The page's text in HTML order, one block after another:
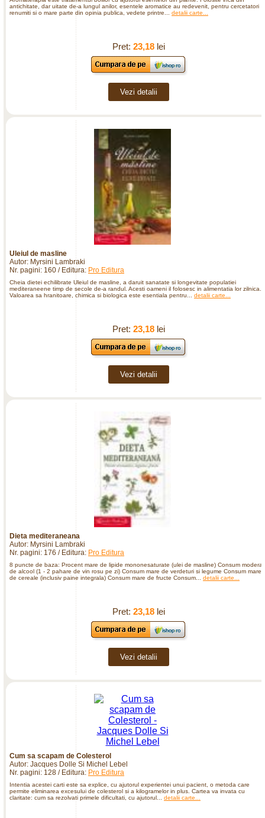
antichitate, dar uitate de-a lungul anilor, esentele aromatice au redevenit, pentru cercetatori
renumiti si o mare parte din opinia publica, vedete printre... detalii carte...
Pret: 23,18lei
Vezi detalii
Uleiul de masline
Autor: Myrsini Lambraki
Nr. pagini: 160 / Editura: Pro Editura
Cheia dietei echilibrate Uleiul de masline, a daruit sanatate si longevitate populatiei
mediteraneene timp de secole de-a randul. Acesti oameni il folosesc in alimentatia lor zilnica.
Valoarea sa hranitoare, chimica si biologica este esentiala pentru... detalii carte...
Pret: 23,18lei
Vezi detalii
Dieta mediteraneana
Autor: Myrsini Lambraki
Nr. pagini: 176 / Editura: Pro Editura
8 puncte de baza: Procent mare de lipide mononesaturate (ulei de masline) Consum moderat
de alcool (1 - 2 pahare de vin rosu pe zi) Consum mare de verdeturi si legume Consum mare
de cereale (inclusiv paine integrala) Consum mare de fructe Consum... detalii carte...
Pret: 23,18lei
Vezi detalii
Cum sa scapam de Colesterol
Autor: Jacques Dolle Si Michel Lebel
Nr. pagini: 128 / Editura: Pro Editura
Intentia acestei carti este sa explice, cu ajutorul experientei unui pacient, o metoda care
permite eliminarea excesului de colesterol si a kilogramelor in plus. Cartea va invata cu
claritate: cum sa rezolvati primele dificultati, cu ajutorul... detalii carte...